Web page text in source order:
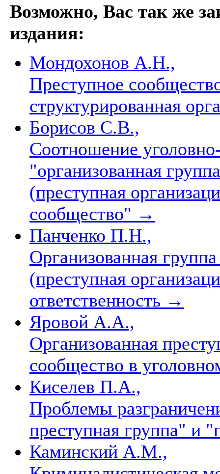
Возможно, Вас так же
издания:
Мондохонов А.Н.,
Преступное
структурированная
Борисов С.В.,
Соотношение
"организованная
(преступная
сообщество" →
Панченко П.Н.,
Организованная
(преступная
ответственность →
Яровой А.А.,
Организованная
сообщество в
Киселев П.А.,
Проблемы
преступная группа" и
Каминский А.М.,